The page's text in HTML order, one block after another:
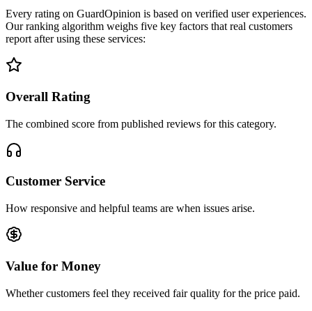
Every rating on GuardOpinion is based on verified user experiences.
Our ranking algorithm weighs five key factors that real customers
report after using these services:
Overall Rating
The combined score from published reviews for this category.
Customer Service
How responsive and helpful teams are when issues arise.
Value for Money
Whether customers feel they received fair quality for the price paid.